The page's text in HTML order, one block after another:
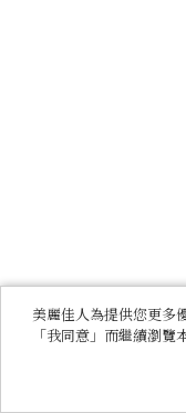
美麗佳人為提供您更多
「我同意」而繼續瀏